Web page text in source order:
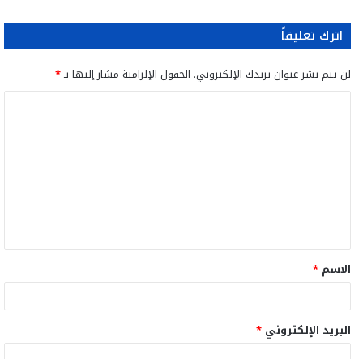
اترك تعليقاً
لن يتم نشر عنوان بريدك الإلكتروني. الحقول الإلزامية مشار إليها بـ*
ق
*
الاسم *
البريد الإلكتروني *